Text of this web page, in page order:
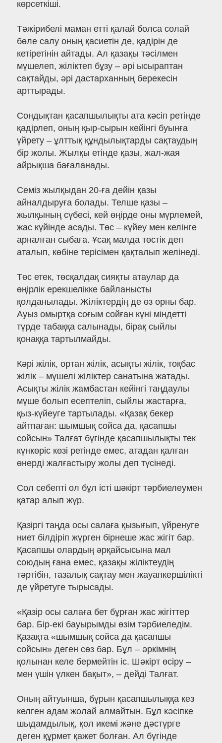
көрсеткіші.
Тәжірибелі маман етті қалай болса солай
бөле салу оның қасиетін де, қадірін де
кетіретінін айтады. Ал қазақы тәсілмен
мүшелеп, жіліктеп бұзу – әрі ысыраптан
сақтайды, әрі дастарханның берекесін
арттырады.
Сондықтан қасапшылықты ата кәсіп ретінде
қадірлеп, оның қыр-сырын кейінгі буынға
үйрету – ұлттық құндылықтарды сақтаудың
бір жолы. Жылқы етінде қазы, жал-жая
айрықша бағаланады.
Семіз жылқыдан 20-ға дейін қазы
айналдыруға болады. Телше қазы –
жылқының сүбесі, кей өңірде оны мүрлемей,
жас күйінде асады. Төс – күйеу мен келінге
арналған сыбаға. Ұсақ малда төстік деп
аталып, көбіне терісімен қақталып желінеді.
Төс етек, төсқалдақ сияқты атаулар да
өңірлік ерекшелікке байланысты
қолданылады. Жіліктердің де өз орны бар.
Ауыз омыртқа соғым сойған күні міндетті
түрде табаққа салынады, бірақ сыйлы
қонаққа тартылмайды.
Кәрі жілік, ортан жілік, асықты жілік, тоқбас
жілік – мүшелі жіліктер санатына жатады.
Асықты жілік жамбастан кейінгі таңдаулы
мүше болып есептеліп, сыйлы жастарға,
қыз-күйеуге тартылады. «Қазақ бекер
айтпаған: шымшық сойса да, қасапшы
сойсын» Талғат бүгінде қасапшылықты тек
күнкөріс көзі ретінде емес, атадан қалған
өнерді жалғастыру жолы деп түсінеді.
Сол себепті ол бұл істі шәкірт тәрбиелеумен
қатар алып жүр.
Қазіргі таңда осы салаға қызығып, үйренуге
ниет білдіріп жүрген бірнеше жас жігіт бар.
Қасапшы олардың әрқайсысына мал
союдың ғана емес, қазақы жіліктеудің
тәртібін, тазалық сақтау мен жауапкершілікті
де үйретуге тырысады.
«Қазір осы салаға бет бұрған жас жігіттер
бар. Бір-екі бауырымды өзім тәрбиеледім.
Қазақта «шымшық сойса да қасапшы
сойсын» деген сөз бар. Бұл – әркімнің
қолынан келе бермейтін іс. Шәкірт өсіру –
мен үшін үлкен бақыт», – дейді Талғат.
Оның айтуынша, бұрын қасапшылыққа кез
келген адам жолай алмайтын. Бұл кәсіпке
шыдамдылық, қол икемі және дәстүрге
деген құрмет қажет болған. Ал бүгінде